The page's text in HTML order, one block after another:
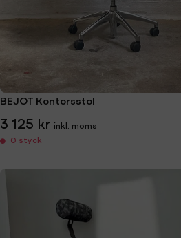
BEJOT Kontorsstol
3 125 kr
0 styck